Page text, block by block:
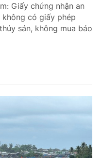
Giấy chứng nhận an
có giấy phép
sản, không mua bảo